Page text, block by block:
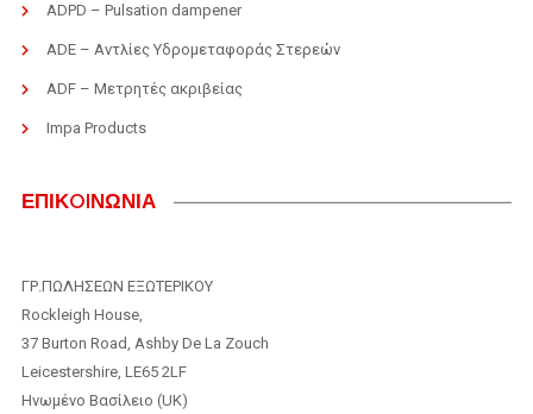
ADPD – Pulsation dampener
ADE – Αντλίες Υδρομεταφοράς Στερεών
ADF – Μετρητές ακριβείας
Impa Products
ΕΠΙΚOIΝΩΝΙΑ
ΓΡ.ΠΩΛΗΣΕΩΝ ΕΞΩΤΕΡΙΚΟΥ
Rockleigh House,
37 Burton Road, Ashby De La Zouch
Leicestershire, LE65 2LF
Ηνωμένο Βασίλειο (UK)